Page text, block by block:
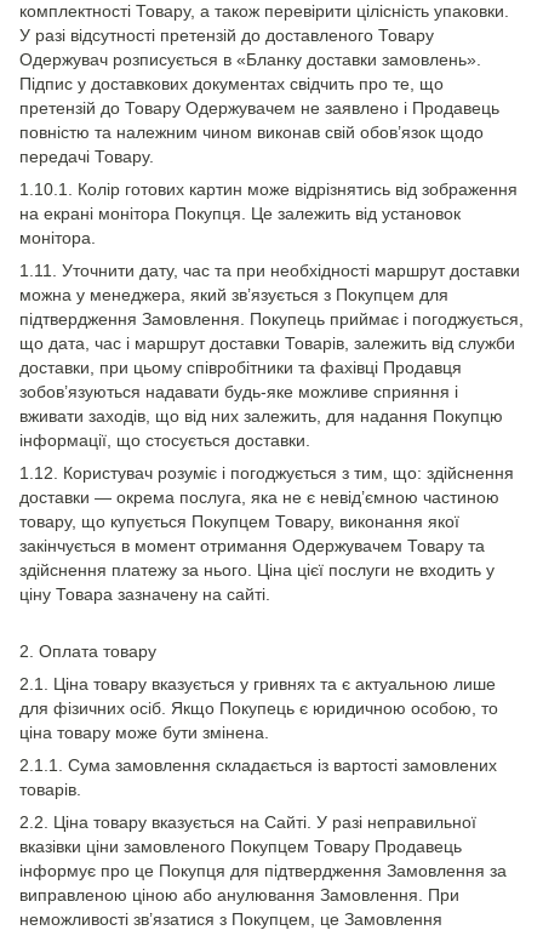
комплектності Товару, а також перевірити цілісність упаковки.
У разі відсутності претензій до доставленого Товару
Одержувач розписується в «Бланку доставки замовлень».
Підпис у доставкових документах свідчить про те, що
претензій до Товару Одержувачем не заявлено і Продавець
повністю та належним чином виконав свій обов’язок щодо
передачі Товару.
1.10.1. Колір готових картин може відрізнятись від зображення
на екрані монітора Покупця. Це залежить від установок
монітора.
1.11. Уточнити дату, час та при необхідності маршрут доставки
можна у менеджера, який зв’язується з Покупцем для
підтвердження Замовлення. Покупець приймає і погоджується,
що дата, час і маршрут доставки Товарів, залежить від служби
доставки, при цьому співробітники та фахівці Продавця
зобов’язуються надавати будь-яке можливе сприяння і
вживати заходів, що від них залежить, для надання Покупцю
інформації, що стосується доставки.
1.12. Користувач розуміє і погоджується з тим, що: здійснення
доставки — окрема послуга, яка не є невід’ємною частиною
товару, що купується Покупцем Товару, виконання якої
закінчується в момент отримання Одержувачем Товару та
здійснення платежу за нього. Ціна цієї послуги не входить у
ціну Товара зазначену на сайті.
2. Оплата товару
2.1. Ціна товару вказується у гривнях та є актуальною лише
для фізичних осіб. Якщо Покупець є юридичною особою, то
ціна товару може бути змінена.
2.1.1. Сума замовлення складається із вартості замовлених
товарів.
2.2. Ціна товару вказується на Сайті. У разі неправильної
вказівки ціни замовленого Покупцем Товару Продавець
інформує про це Покупця для підтвердження Замовлення за
виправленою ціною або анулювання Замовлення. При
неможливості зв’язатися з Покупцем, це Замовлення